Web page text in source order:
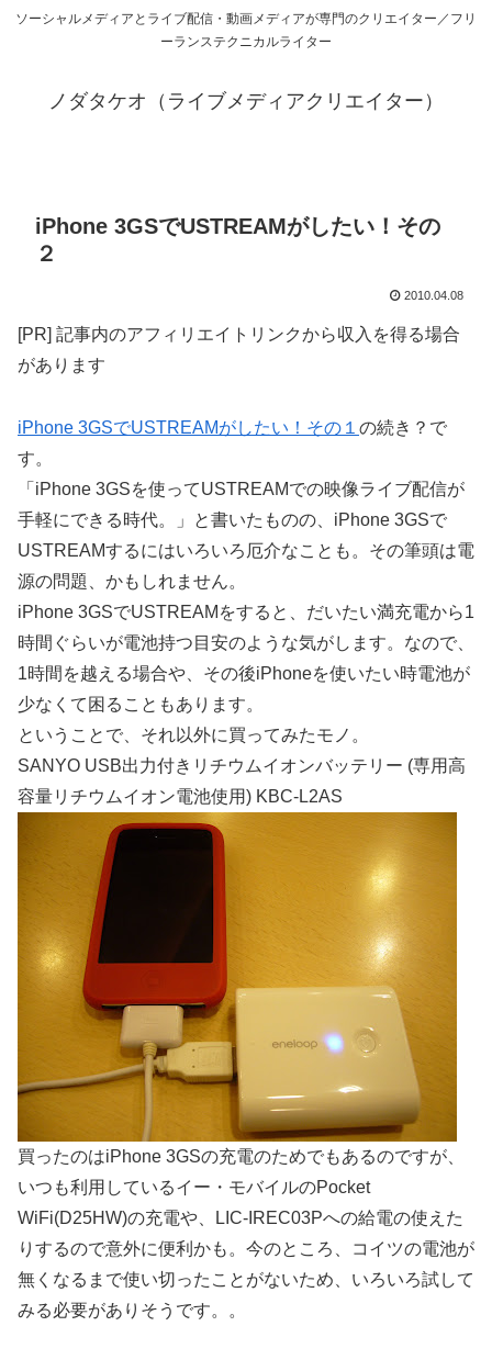
ソーシャルメディアとライブ配信・動画メディアが専門のクリエイター／フリ
ーランステクニカルライター
ノダタケオ（ライブメディアクリエイター）
iPhone 3GSでUSTREAMがしたい！その
２
2010.04.08
[PR] 記事内のアフィリエイトリンクから収入を得る場合
があります
iPhone 3GSでUSTREAMがしたい！その１ の続き？で
す。
「iPhone 3GSを使ってUSTREAMでの映像ライブ配信が
手軽にできる時代。」と書いたものの、iPhone 3GSで
USTREAMするにはいろいろ厄介なことも。その筆頭は電
源の問題、かもしれません。
iPhone 3GSでUSTREAMをすると、だいたい満充電から1
時間ぐらいが電池持つ目安のような気がします。なので、
1時間を越える場合や、その後iPhoneを使いたい時電池が
少なくて困ることもあります。
ということで、それ以外に買ってみたモノ。
SANYO USB出力付きリチウムイオンバッテリー (専用高
容量リチウムイオン電池使用) KBC-L2AS
買ったのはiPhone 3GSの充電のためでもあるのですが、
いつも利用しているイー・モバイルのPocket
WiFi(D25HW)の充電や、LIC-IREC03Pへの給電の使えた
りするので意外に便利かも。今のところ、コイツの電池が
無くなるまで使い切ったことがないため、いろいろ試して
みる必要がありそうです。。